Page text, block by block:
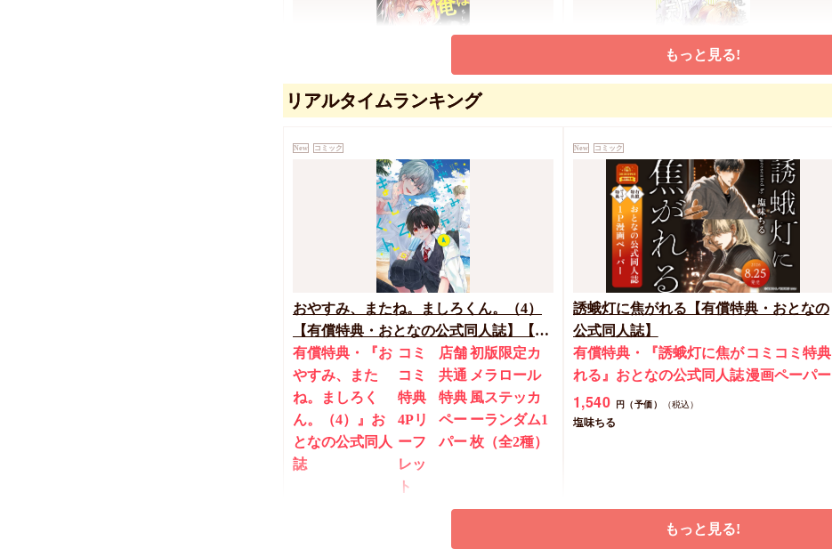
俺は仕事ができない
カートに入れる
俺達は新婚さんかもしれない
（税込）
ちしゃの実
カートに入れる
もっと見る!
リアルタイムランキング
New コミック
おやすみ、またね。ましろくん。（4）
【有償特典・おとなの公式同人誌】【8/7
締切！予約キャンペーン(抽■選)】
有償特典・『お
やすみ、また
ね。ましろく
ん。（4）』お
となの公式同人
誌
コミ
コミ
特典
4Pリ
ーフ
レッ
ト
店舗
共通
特典
ペー
パー
初版限定カ
メラロール
風ステッカ
ーランダム1
枚（全2種）
New コミック
誘蛾灯に焦がれる【有償特典・おとなの
公式同人誌】
有償特典・『誘蛾灯に焦が
れる』おとなの公式同人誌
コミコミ特典
漫画ペーパー
1,540 円（予価） （税込）
塩味ちる
もっと見る!